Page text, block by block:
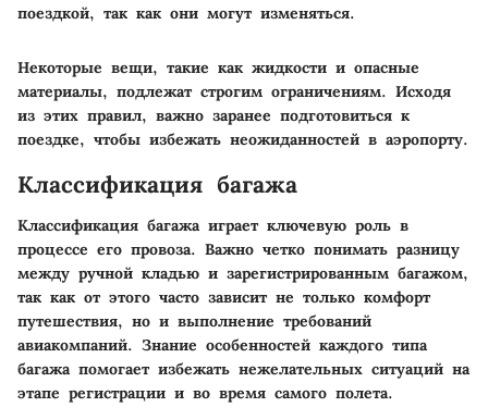
поездкой, так как они могут изменяться.
Некоторые вещи, такие как жидкости и опасные
материалы, подлежат строгим ограничениям. Исходя
из этих правил, важно заранее подготовиться к
поездке, чтобы избежать неожиданностей в аэропорту.
Классификация багажа
Классификация багажа играет ключевую роль в
процессе его провоза. Важно четко понимать разницу
между ручной кладью и зарегистрированным багажом,
так как от этого часто зависит не только комфорт
путешествия, но и выполнение требований
авиакомпаний. Знание особенностей каждого типа
багажа помогает избежать нежелательных ситуаций на
этапе регистрации и во время самого полета.